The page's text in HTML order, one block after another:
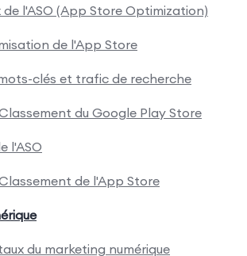
l'ASO (App Store Optimization)
de l'App Store
clés et trafic de recherche
du Google Play Store
l'ASO
de l'App Store
du marketing numérique